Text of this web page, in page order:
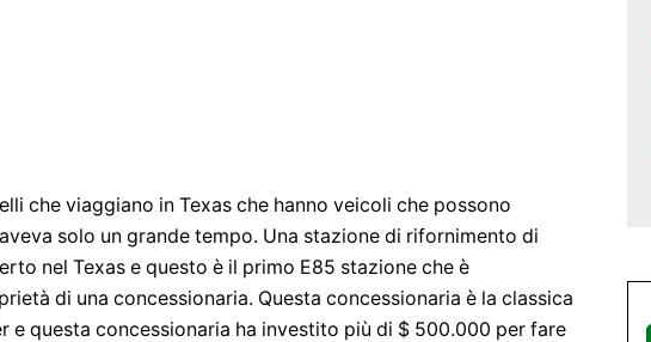
che viaggiano in Texas che hanno veicoli che possono
solo un grande tempo. Una stazione di rifornimento di
nel Texas e questo è il primo E85 stazione che è
di una concessionaria. Questa concessionaria è la classica
e questa concessionaria ha investito più di $ 500.000 per fare